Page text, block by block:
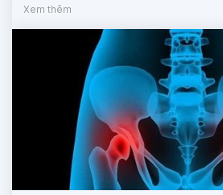
Xem thêm